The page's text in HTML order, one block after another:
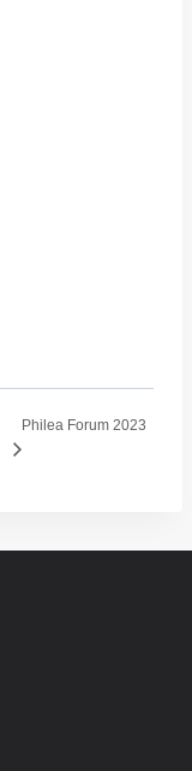
Philea Forum 2023